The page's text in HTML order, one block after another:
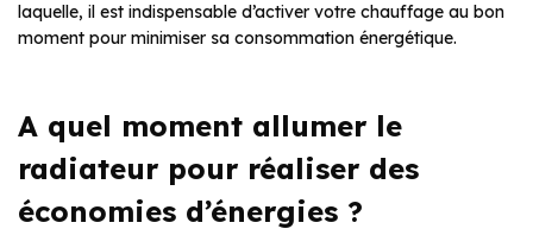
laquelle, il est indispensable d’activer votre chauffage au bon
moment pour minimiser sa consommation énergétique.
A quel moment allumer le
radiateur pour réaliser des
économies d’énergies ?